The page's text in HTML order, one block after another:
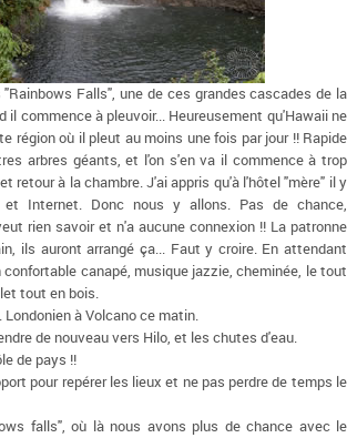
Falls", une de ces grandes cascades de la
il commence à pleuvoir... Heureusement qu'Hawaii ne
région où il pleut au moins une fois par jour !! Rapide
arbres géants, et l'on s'en va il commence à trop
retour à la chambre. J'ai appris qu'à l'hôtel "mère" il y
Internet. Donc nous y allons. Pas de chance,
rien savoir et n'a aucune connexion !! La patronne
ils auront arrangé ça... Faut y croire. En attendant
canapé, musique jazzie, cheminée, le tout
tout en bois.
à Volcano ce matin.
de nouveau vers Hilo, et les chutes d'eau.
de pays !!
pour repérer les lieux et ne pas perdre de temps le
falls", où là nous avons plus de chance avec le